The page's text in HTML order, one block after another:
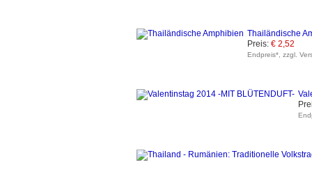
Thailändische
Preis: € 2,52
Endpreis*, zzgl.